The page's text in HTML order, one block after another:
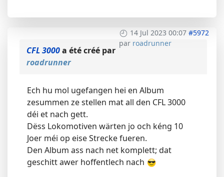
14 Jul 2023 00:07 #5972
par roadrunner
CFL 3000a été créé par
roadrunner
Ech hu mol ugefangen hei en Album
zesummen ze stellen mat all den CFL 3000
déi et nach gett.
Dëss Lokomotiven wärten jo och kéng 10
Joer méi op eise Strecke fueren.
Den Album ass nach net komplett; dat
geschitt awer hoffentlech nach